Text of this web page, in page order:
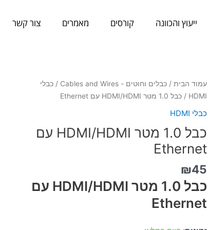
ייעוץ והכוונה קורסים מאמרים צור קשר
עמוד הבית/ כבלים וחוטים - Cables and Wires / כבלי
HDMI / כבל 1.0 מטר HDMI/HDMI עם Ethernet
כבלי HDMI
כבל 1.0 מטר HDMI/HDMI עם
Ethernet
₪45
כבל 1.0 מטר HDMI/HDMI עם
Ethernet
כמות
של
כבל
מטר
HDMI/HDMI
עם
Ethernet